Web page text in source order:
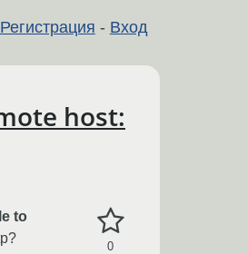
Регистрация - Вход
host:
0
to